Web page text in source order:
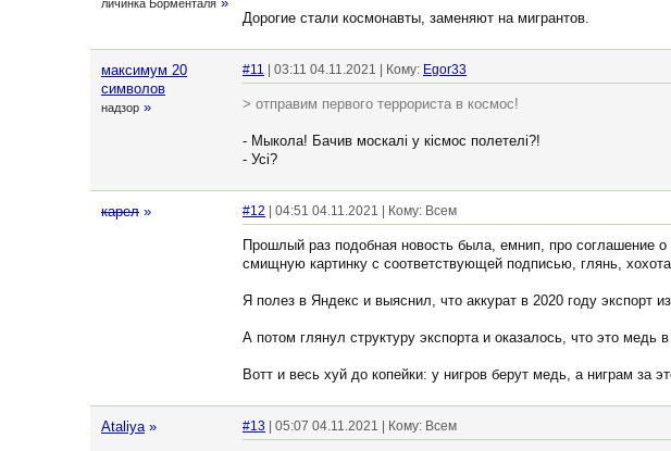
личинка Борменталя
Дорогие стали космонавты, заменяют на мигрантов.
максимум 20
символов
надзор »
#11 | 03:11 04.11.2021 | Кому: Egor33
> отправим первого террориста в космос!
- Мыкола! Бачив москалi у кiсмос полетелi?!
- Усi?
кaрел » #12 | 04:51 04.11.2021 | Кому: Всем
Прошлый раз подобная новость была, емнип, про соглашение
смищную картинку с соответствующей подписью, глянь,
Я полез в Яндекс и выяснил, что аккурат в 2020 году экспорт
А потом глянул структуру экспорта и оказалось, что это медь
Вотт и весь хуй до копейки: у нигров берут медь, а ниграм за
Ataliya » #13 | 05:07 04.11.2021 | Кому: Всем